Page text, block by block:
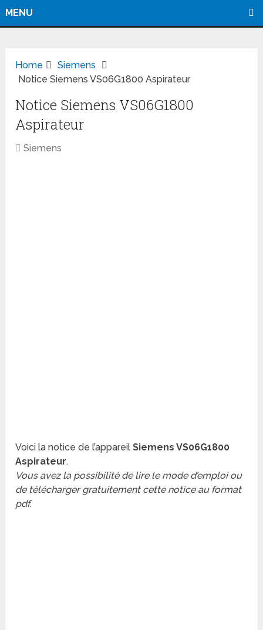
MENU
Home
Siemens
Notice Siemens VS06G1800 Aspirateur
Notice Siemens VS06G1800
Aspirateur
Siemens
Voici la notice de l’appareilSiemens VS06G1800
Aspirateur.
Vous avez la possibilité de lire le mode d’emploi ou
de télécharger gratuitement cette notice au format
pdf.